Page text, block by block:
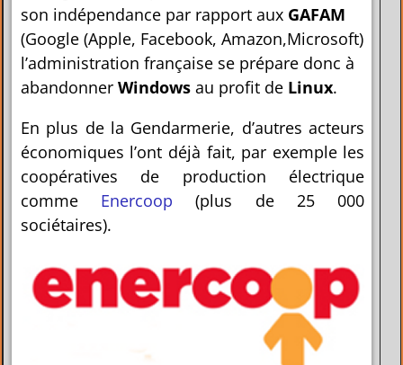
son indépendance par rapport aux GAFAM
(Google (Apple, Facebook, Amazon,Microsoft)
l’administration française se prépare donc à
abandonner Windowsau profit de Linux.
En plus de la Gendarmerie, d’autres acteurs
économiques l’ont déjà fait, par exemple les
coopératives de production électrique
comme Enercoop (plus de 25 000
sociétaires).